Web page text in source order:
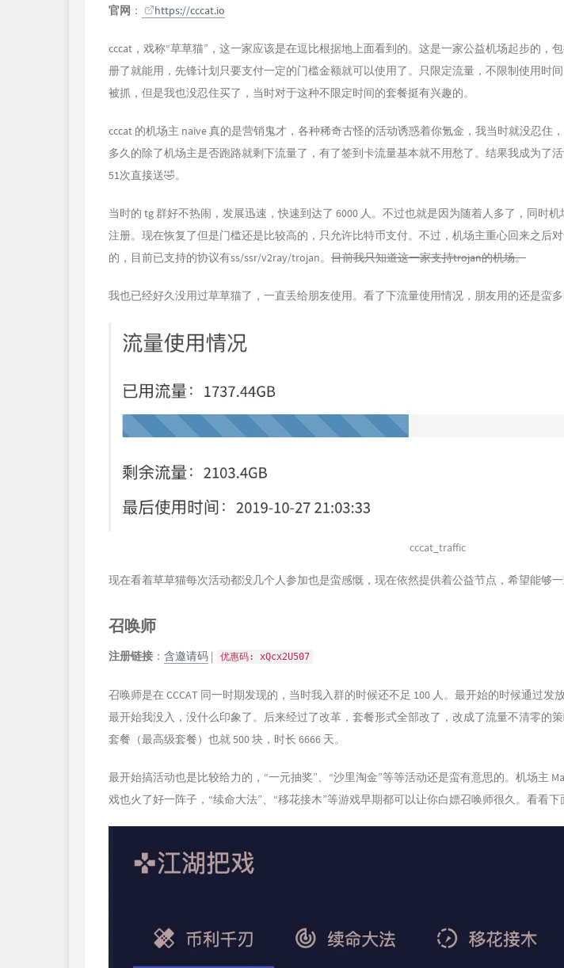
官网 ： https://cccat.io
cccat，戏称“草草猫”，这一家应该是在逗比根据地上面看到的。这是一家公益机场起步的，
册了就能用，先锋计划只要支付一定的门槛金额就可以使用了。只限定流量，不限制使用时
被抓，但是我也没忍住买了，当时对于这种不限定时间的套餐挺有兴趣的。
cccat 的机场主 naive 真的是营销鬼才，各种稀奇古怪的活动诱惑着你氪金，我当时就没忍住
多久的除了机场主是否跑路就剩下流量了，有了签到卡流量基本就不用愁了。结果我成为了
51次直接送🤣。
当时的 tg 群好不热闹，发展迅速，快速到达了 6000 人。不过也就是因为随着人多了，同时
注册。现在恢复了但是门槛还是比较高的，只允许比特币支付。不过，机场主重心回来之后
的，目前已支持的协议有ss/ssr/v2ray/trojan。 目前我只知道这一家支持trojan的机场。
我也已经好久没用过草草猫了，一直丢给朋友使用。看了下流量使用情况，朋友用的还是蛮多
cccat_traffic
现在看着草草猫每次活动都没几个人参加也是蛮感慨，现在依然提供着公益节点，希望能够一
召唤师
注册链接 ： 含邀请码 | 优惠码: xQcx2U507
召唤师是在 CCCAT 同一时期发现的，当时我入群的时候还不足 100 人。最开始的时候通过
最开始我没入，没什么印象了。后来经过了改革，套餐形式全部改了，改成了流量不清零的
套餐（最高级套餐）也就 500 块，时长 6666 天。
最开始搞活动也是比较给力的，“一元抽奖”、“沙里淘金”等等活动还是蛮有意思的。机场主
戏也火了好一阵子，“续命大法”、“移花接木”等游戏早期都可以让你白嫖召唤师很久。看看下